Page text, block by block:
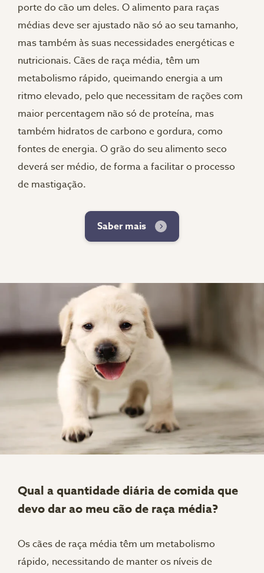
porte do cão um deles. O alimento para raças
médias deve ser ajustado não só ao seu tamanho,
mas também às suas necessidades energéticas e
nutricionais. Cães de raça média, têm um
metabolismo rápido, queimando energia a um
ritmo elevado, pelo que necessitam de rações com
maior percentagem não só de proteína, mas
também hidratos de carbono e gordura, como
fontes de energia. O grão do seu alimento seco
deverá ser médio, de forma a facilitar o processo
de mastigação.
Saber mais
Qual a quantidade diária de comida que
devo dar ao meu cão de raça média?
Os cães de raça média têm um metabolismo
rápido, necessitando de manter os níveis de